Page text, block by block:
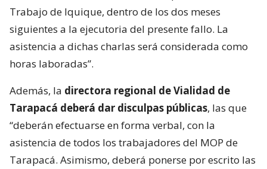
Trabajo de Iquique, dentro de los dos meses
siguientes a la ejecutoria del presente fallo. La
asistencia a dichas charlas será considerada como
horas laboradas”.
Además, la directora regional de Vialidad de
Tarapacá deberá dar disculpas públicas, las que
“deberán efectuarse en forma verbal, con la
asistencia de todos los trabajadores del MOP de
Tarapacá. Asimismo, deberá ponerse por escrito las